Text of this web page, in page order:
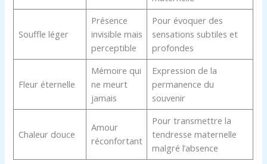
Souffle léger
Présence
invisible mais
perceptible
Pour évoquer des
sensations subtiles et
profondes
Fleur éternelle
Mémoire qui
ne meurt
jamais
Expression de la
permanence du
souvenir
Chaleur douce
Amour
réconfortant
Pour transmettre la
tendresse maternelle
malgré l’absence